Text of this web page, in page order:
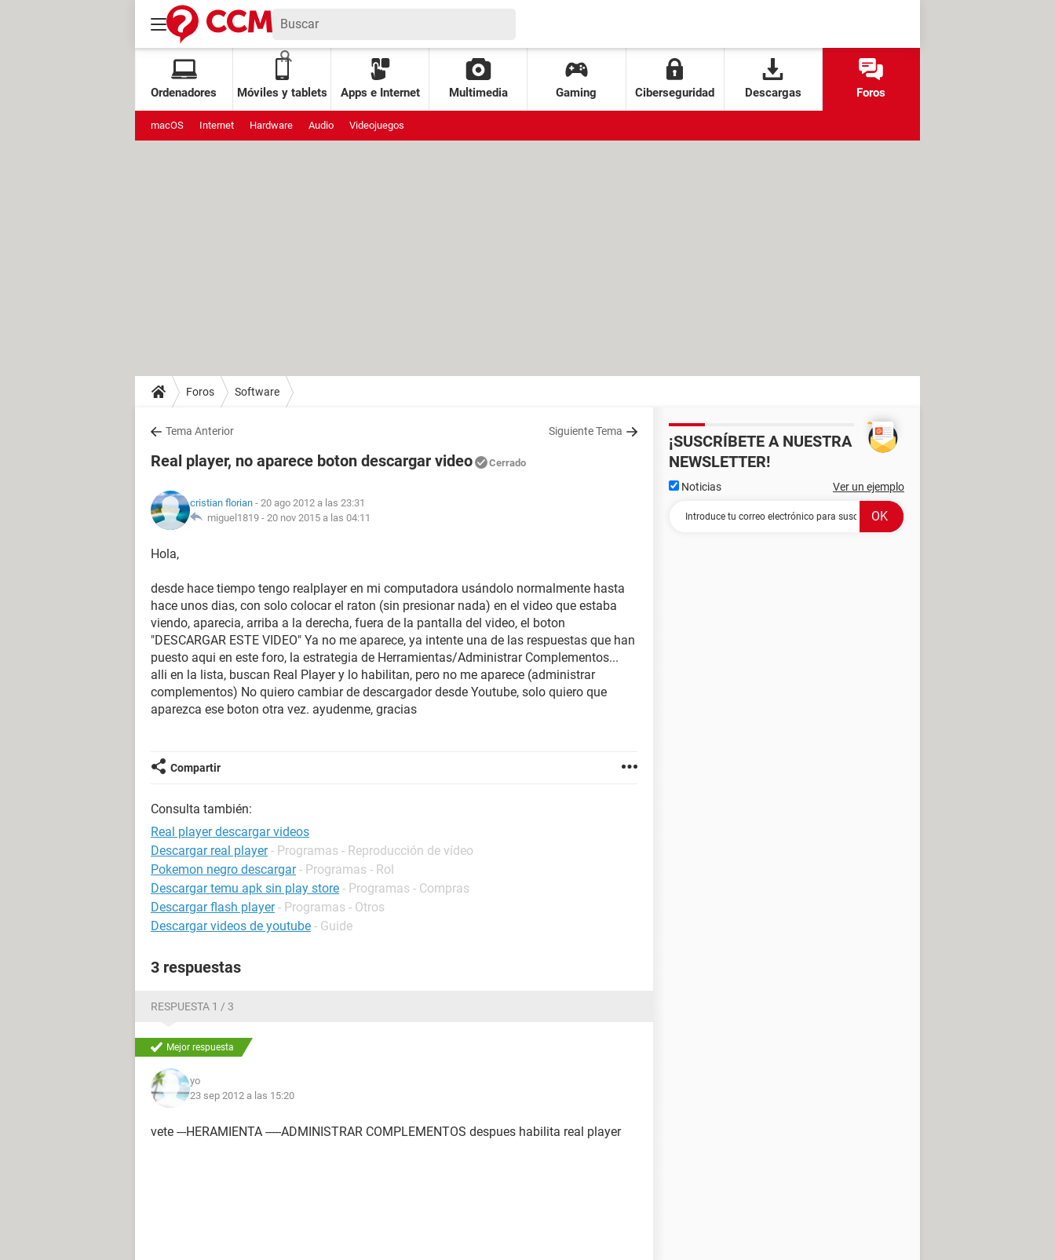
Ordenadores Móviles y tablets Apps e Internet Multimedia Gaming Ciberseguridad Descargas Foros
macOS Internet Hardware Audio Videojuegos
Foros Software
Tema Anterior Siguiente Tema
Real player, no aparece boton descargar video Cerrado
cristian florian - 20 ago 2012 a las 23:31
miguel1819 - 20 nov 2015 a las 04:11
Hola,
desde hace tiempo tengo realplayer en mi computadora usándolo normalmente hasta
hace unos dias, con solo colocar el raton (sin presionar nada) en el video que estaba
viendo, aparecia, arriba a la derecha, fuera de la pantalla del video, el boton
"DESCARGAR ESTE VIDEO" Ya no me aparece, ya intente una de las respuestas que han
puesto aqui en este foro, la estrategia de Herramientas/Administrar Complementos...
alli en la lista, buscan Real Player y lo habilitan, pero no me aparece (administrar
complementos) No quiero cambiar de descargador desde Youtube, solo quiero que
aparezca ese boton otra vez. ayudenme, gracias
Compartir
Consulta también:
Real player descargar videos
Descargar real player - Programas - Reproducción de vídeo
Pokemon negro descargar - Programas - Rol
Descargar temu apk sin play store - Programas - Compras
Descargar flash player - Programas - Otros
Descargar videos de youtube - Guide
3 respuestas
RESPUESTA 1 / 3
Mejor respuesta
yo
23 sep 2012 a las 15:20
vete ---HERAMIENTA -----ADMINISTRAR COMPLEMENTOS despues habilita real player
¡SUSCRÍBETE A NUESTRA
NEWSLETTER!
Noticias Ver un ejemplo